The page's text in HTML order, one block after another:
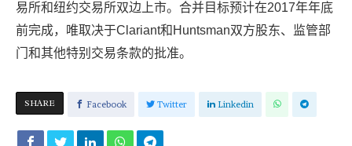
易所和纽约交易所双边上市。合并目标预计在2017年年底
前完成，唯取决于Clariant和Huntsman双方股东、监管部
门和其他特别交易条款的批准。
SHARE Facebook Twitter Linkedin